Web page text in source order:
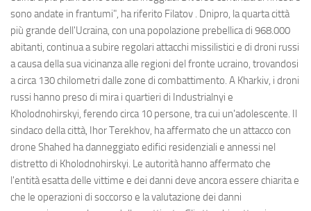
sono andate in frantumi", ha riferito Filatov . Dnipro, la quarta città
più grande dell'Ucraina, con una popolazione prebellica di 968.000
abitanti, continua a subire regolari attacchi missilistici e di droni russi
a causa della sua vicinanza alle regioni del fronte ucraino, trovandosi
a circa 130 chilometri dalle zone di combattimento. A Kharkiv, i droni
russi hanno preso di mira i quartieri di Industrialnyi e
Kholodnohirskyi, ferendo circa 10 persone, tra cui un'adolescente. Il
sindaco della città, Ihor Terekhov, ha affermato che un attacco con
drone Shahed ha danneggiato edifici residenziali e annessi nel
distretto di Kholodnohirskyi. Le autorità hanno affermato che
l'entità esatta delle vittime e dei danni deve ancora essere chiarita e
che le operazioni di soccorso e la valutazione dei danni